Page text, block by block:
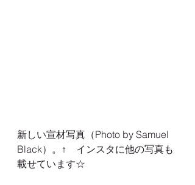
新しい宣材写真（Photo by Samuel
Black）。↑　インスタに他の写真も
載せています☆